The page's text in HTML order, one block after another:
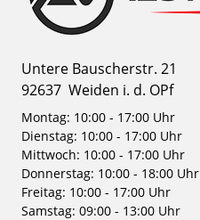
Untere Bauscherstr. 21
92637 Weiden i. d. OPf
Montag: 10:00 - 17:00 Uhr
Dienstag: 10:00 - 17:00 Uhr
Mittwoch: 10:00 - 17:00 Uhr
Donnerstag: 10:00 - 18:00 Uhr
Freitag: 10:00 - 17:00 Uhr
Samstag: 09:00 - 13:00 Uhr